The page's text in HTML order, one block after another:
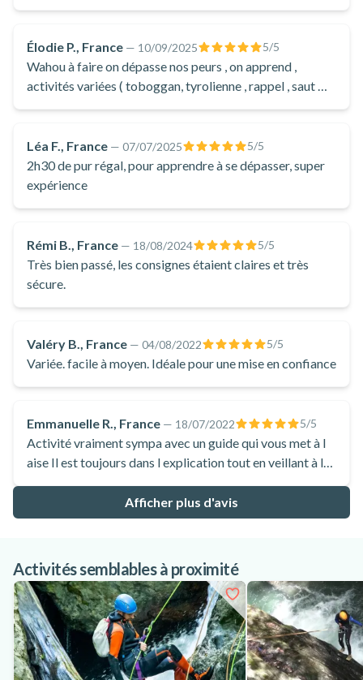
tranquillement le point de départ, le sourire aux lèvres et la
tête pleine de souvenirs.
Le canyoning dans le canyon de Marc est une activité
incontournable en Ariège pour découvrir la montagne
autrement, mêler sport et nature, et partager un moment
Élodie P., France — 10/09/2025 5/5
Wahou à faire on dépasse nos peurs , on apprend ,
activités variées ( toboggan, tyrolienne , rappel , saut … )
Léa F., France — 07/07/2025 5/5
2h30 de pur régal, pour apprendre à se dépasser, super
expérience
Rémi B., France — 18/08/2024 5/5
Très bien passé, les consignes étaient claires et très
sécure.
Valéry B., France — 04/08/2022 5/5
Variée. facile à moyen. Idéale pour une mise en confiance
Emmanuelle R., France — 18/07/2022 5/5
Activité vraiment sympa avec un guide qui vous met à l
aise Il est toujours dans l explication tout en veillant à la
2 qui en avaient déjà fait nous avons tous adorés
Afficher plus d'avis
Activités semblables à proximité